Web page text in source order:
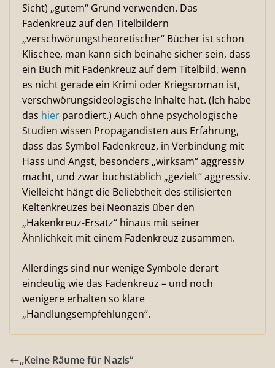
Sicht) „gutem“ Grund verwenden. Das
Fadenkreuz auf den Titelbildern
„verschwörungstheoretischer“ Bücher ist schon
Klischee, man kann sich beinahe sicher sein, dass
ein Buch mit Fadenkreuz auf dem Titelbild, wenn
es nicht gerade ein Krimi oder Kriegsroman ist,
verschwörungsideologische Inhalte hat. (Ich habe
das hier parodiert.) Auch ohne psychologische
Studien wissen Propagandisten aus Erfahrung,
dass das Symbol Fadenkreuz, in Verbindung mit
Hass und Angst, besonders „wirksam“ aggressiv
macht, und zwar buchstäblich „gezielt“ aggressiv.
Vielleicht hängt die Beliebtheit des stilisierten
Keltenkreuzes bei Neonazis über den
„Hakenkreuz-Ersatz“ hinaus mit seiner
Ähnlichkeit mit einem Fadenkreuz zusammen.
Allerdings sind nur wenige Symbole derart
eindeutig wie das Fadenkreuz – und noch
wenigere erhalten so klare
„Handlungsempfehlungen“.
„Keine Räume für Nazis“